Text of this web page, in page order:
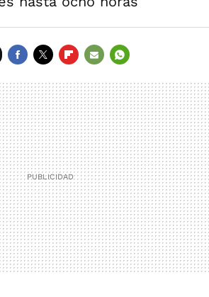
MAIL